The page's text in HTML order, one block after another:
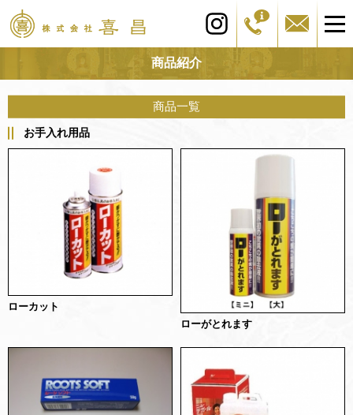
商品紹介
商品一覧
お手入れ用品
ローカット
ローがとれます